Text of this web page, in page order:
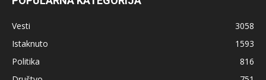
Vesti
3058
Istaknuto
1593
Politika
816